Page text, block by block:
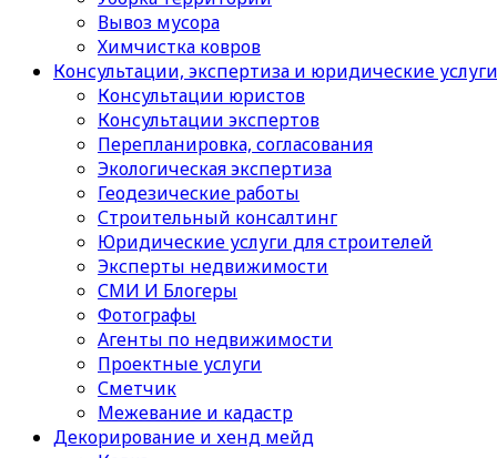
Вывоз мусора
Химчистка ковров
Консультации, экспертиза и юридические услуги
Консультации юристов
Консультации экспертов
Перепланировка, согласования
Экологическая экспертиза
Геодезические работы
Строительный консалтинг
Юридические услуги для строителей
Эксперты недвижимости
СМИ И Блогеры
Фотографы
Агенты по недвижимости
Проектные услуги
Сметчик
Межевание и кадастр
Декорирование и хенд мейд